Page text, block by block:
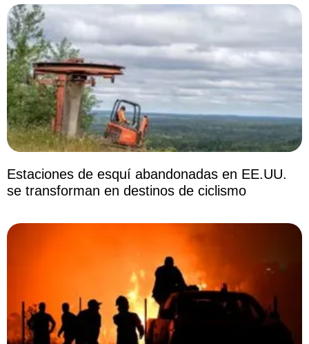
Estaciones de esquí abandonadas en EE.UU.
se transforman en destinos de ciclismo